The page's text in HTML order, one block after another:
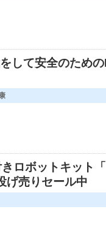
して安全のため
ロボットキット
げ売りセール中